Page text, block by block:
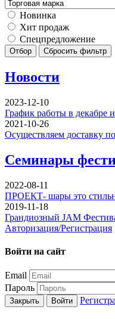
Новинка
Хит продаж
Спецпредложение
Отбор Сбросить фильтр
Новости
2023-12-10
График работы в декабре
2021-10-26
Осуществляем доставку
Семинары
2022-08-11
ПРОЕКТ- шары это
2019-11-18
Грандиозный JAM
Авторизация/Регистрация
Войти на сайт
Email
Пароль
Закрыть Войти